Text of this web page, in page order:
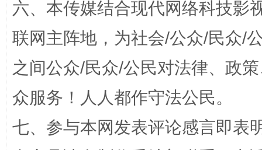
千年窑火 生生不息 一
六、本传媒结合现代网络科技影
联网主阵地，为社会/公众/民众/
之间公众/民众/公民对法律、政
众服务！人人都作守法公民。
七、参与本网发表评论感言即表